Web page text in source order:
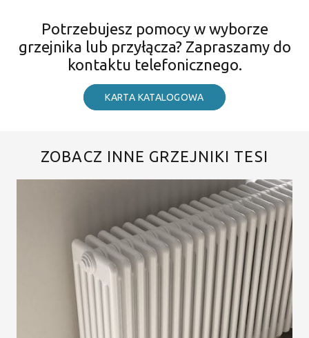
Potrzebujesz pomocy w wyborze
grzejnika lub przyłącza? Zapraszamy do
kontaktu telefonicznego.
KARTA KATALOGOWA
ZOBACZ INNE GRZEJNIKI TESI